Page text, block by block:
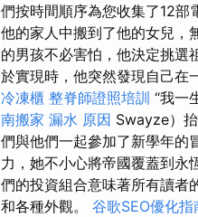
們按時間順序為您收集了12部
他的家人中搬到了他的女兒，
的男孩不必害怕，他決定挑選
於實現時，他突然發現自己在
冷凍櫃 整脊師證照培訓 “我一
南搬家 漏水 原因 Swayze）
們與他們一起參加了新學年的
力，她不小心將帝國覆蓋到永
們的投資組合意味著所有讀者
和各種外觀。 谷歌SEO優化指